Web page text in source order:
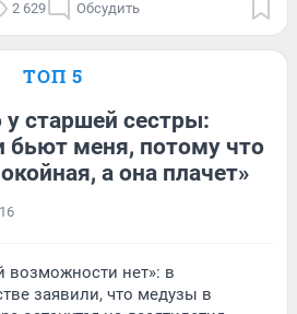
2 629 Обсудить
ТОП 5
у старшей сестры:
бьют меня, потому что
а она плачет»
16
возможности нет»: в
заявили, что медузы в